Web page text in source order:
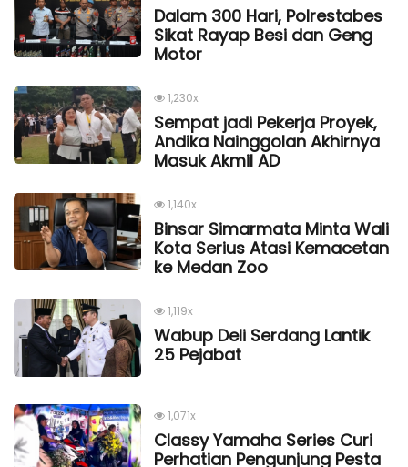
Dalam 300 Hari, Polrestabes
Sikat Rayap Besi dan Geng
Motor
1,230x
Sempat jadi Pekerja Proyek,
Andika Nainggolan Akhirnya
Masuk Akmil AD
1,140x
Binsar Simarmata Minta Wali
Kota Serius Atasi Kemacetan
ke Medan Zoo
1,119x
Wabup Deli Serdang Lantik
25 Pejabat
1,071x
Classy Yamaha Series Curi
Perhatian Pengunjung Pesta